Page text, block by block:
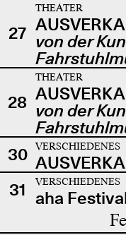
27
THEATER
von der
28
THEATER
von der
30
VERSCHIEDENES
31
VERSCHIEDENES
aha